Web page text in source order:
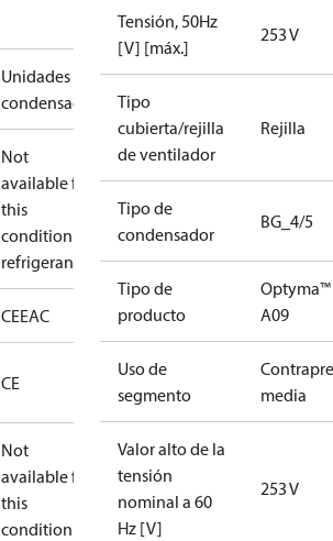
Unidades
condensadoras
Not
available for
this
condition /
refrigerant
CEEAC
CE
Not
available for
this
condition /
Tensión, 50Hz
[V] [máx.]
253 V
Tipo
cubierta/rejilla
de ventilador
Rejilla
Tipo de
condensador
BG_4/5
Tipo de
producto
Optyma™
A09
Uso de
segmento
media
Valor alto de la
tensión
nominal a 60
Hz [V]
253 V